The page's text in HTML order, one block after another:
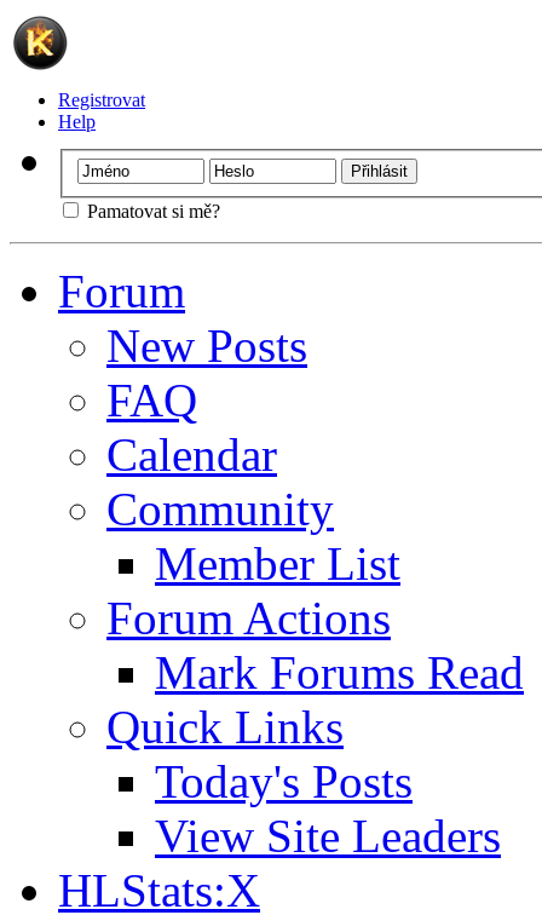
Registrovat
Help
Pamatovat si mě?
Forum
New Posts
FAQ
Calendar
Community
Member List
Forum Actions
Mark Forums Read
Quick Links
Today's Posts
View Site Leaders
HLStats:X